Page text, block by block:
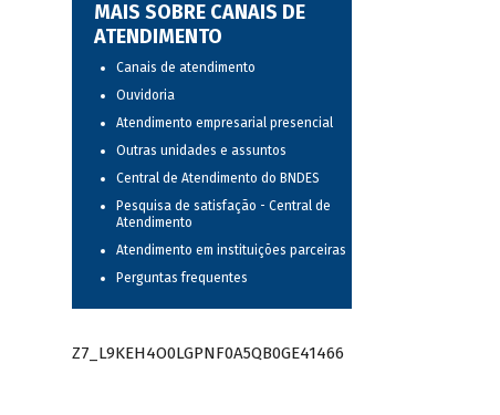
MAIS SOBRE CANAIS DE
ATENDIMENTO
Canais de atendimento
Ouvidoria
Atendimento empresarial presencial
Outras unidades e assuntos
Central de Atendimento do BNDES
Pesquisa de satisfação - Central de
Atendimento
Atendimento em instituições parceiras
Perguntas frequentes
Z7_L9KEH4O0LGPNF0A5QB0GE41466